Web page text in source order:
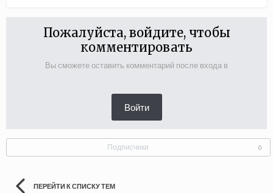
Пожалуйста, войдите, чтобы
комментировать
Вы сможете оставить комментарий после входа в
Войти
Подписчики 0
ПЕРЕЙТИ К СПИСКУ ТЕМ